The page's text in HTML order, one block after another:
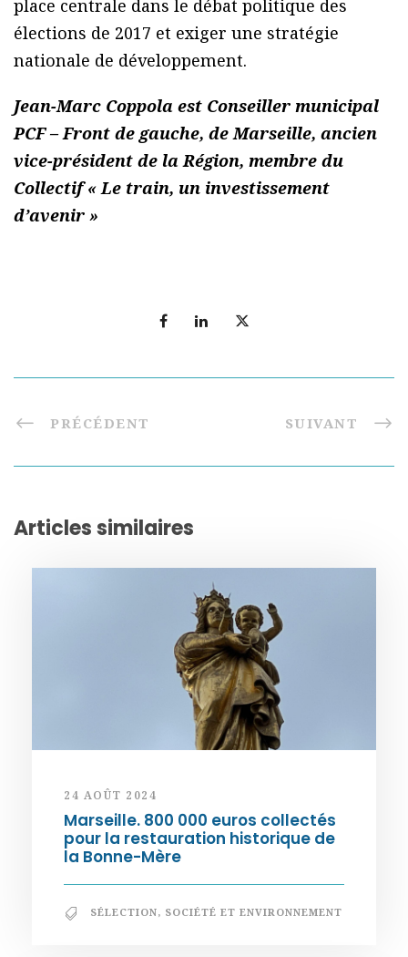
place centrale dans le débat politique des
élections de 2017 et exiger une stratégie
nationale de développement.
Jean-Marc Coppola est Conseiller municipal
PCF – Front de gauche, de Marseille, ancien
vice-président de la Région, membre du
Collectif « Le train, un investissement
d’avenir »
PRÉCÉDENT SUIVANT
Articles similaires
24 AOÛT 2024
Marseille. 800 000 euros collectés
pour la restauration historique de
la Bonne-Mère
SÉLECTION, SOCIÉTÉ ET ENVIRONNEMENT